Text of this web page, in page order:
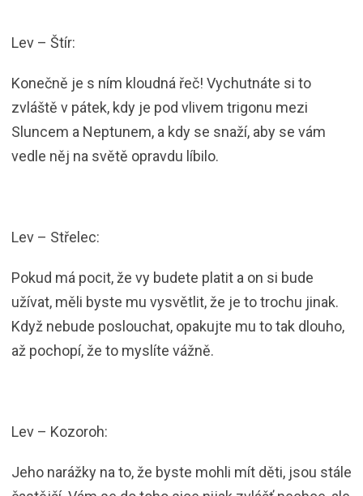
Lev – Štír:
Konečně je s ním kloudná řeč! Vychutnáte si to
zvláště v pátek, kdy je pod vlivem trigonu mezi
Sluncem a Neptunem, a kdy se snaží, aby se vám
vedle něj na světě opravdu líbilo.
Lev – Střelec:
Pokud má pocit, že vy budete platit a on si bude
užívat, měli byste mu vysvětlit, že je to trochu jinak.
Když nebude poslouchat, opakujte mu to tak dlouho,
až pochopí, že to myslíte vážně.
Lev – Kozoroh:
Jeho narážky na to, že byste mohli mít děti, jsou stále